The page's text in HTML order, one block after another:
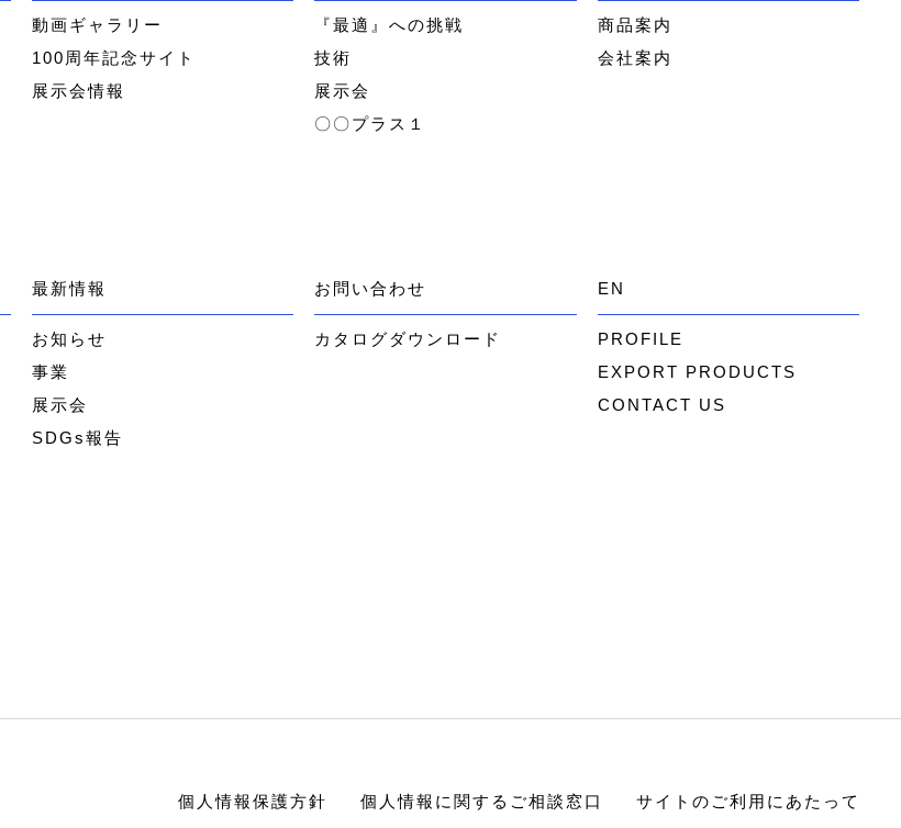
動画ギャラリー
100周年記念サイト
展示会情報
『最適』への挑戦
技術
展示会
〇〇プラス１
商品案内
会社案内
最新情報
お知らせ
事業
展示会
SDGs報告
お問い合わせ
カタログダウンロード
EN
PROFILE
EXPORT PRODUCTS
CONTACT US
個人情報保護方針 個人情報に関するご相談窓口 サイトのご利用にあたって